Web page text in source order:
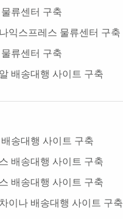
류센터구축
익스프레스물류센터구축
류센터구축
배송대행사이트구축
송대행사이트구축
배송대행사이트구축
배송대행사이트구축
이나배송대행사이트구축